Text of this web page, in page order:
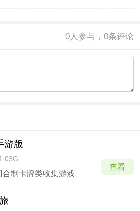
0人参与，0条评论
游版
合制卡牌类收集游戏
查看